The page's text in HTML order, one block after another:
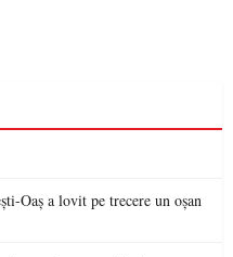
Oaș a lovit pe trecere un oșan